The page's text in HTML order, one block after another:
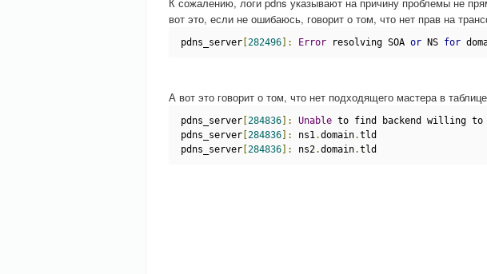
вот это, если не ошибаюсь, говорит о том, что нет прав на
pdns_server 282496 ]: Error resolving SOA or NS for
А вот это говорит о том, что нет подходящего мастера в
pdns_server 284836 ]: Unable to find backend willing to
pdns_server 284836 ]: ns1.domain.tld
pdns_server 284836 ]: ns2.domain.tld